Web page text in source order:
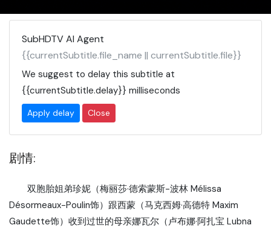
SubHDTV AI Agent
{{currentSubtitle.file_name || currentSubtitle.file}}
We suggest to delay this subtitle at
{{currentSubtitle.delay}} milliseconds
Apply delay Close
剧情:
双胞胎姐弟珍妮（梅丽莎·德索蒙斯-波林 Mélissa
Désormeaux-Poulin饰）跟西蒙（马克西姆·高德特 Maxim
Gaudette饰）收到过世的母亲娜瓦尔（卢布娜·阿扎宝 Lubna